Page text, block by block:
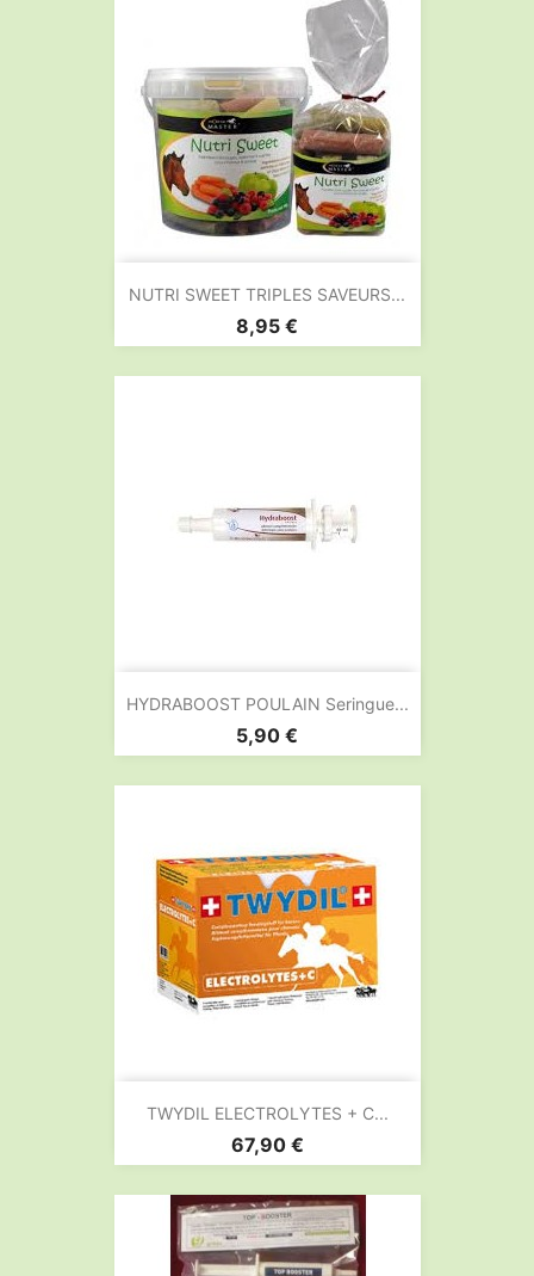
NUTRI SWEET TRIPLES SAVEURS...
Prix
8,95 €
HYDRABOOST POULAIN Seringue...
Prix
5,90 €
TWYDIL ELECTROLYTES + C...
Prix
67,90 €